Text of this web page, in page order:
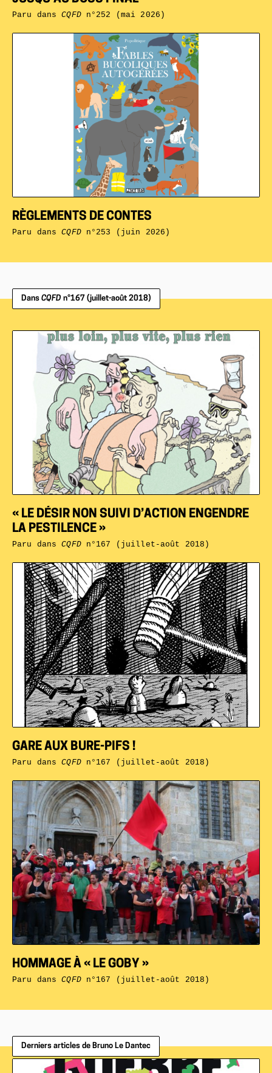
RÈGLEMENTS DE CONTES
Paru dansCQFDn°253 (juin 2026)
Paru dansCQFDn°252 (mai 2026)
Dans CQFD n°167 (juillet-août 2018)
HOMMAGE À « LE GOBY »
Paru dansCQFDn°167 (juillet-août 2018)
GARE AUX BURE-PIFS !
Paru dansCQFDn°167 (juillet-août 2018)
« LE DÉSIR NON SUIVI D’ACTION ENGENDRE
LA PESTILENCE »
Paru dansCQFDn°167 (juillet-août 2018)
Derniers articles de Bruno Le Dantec